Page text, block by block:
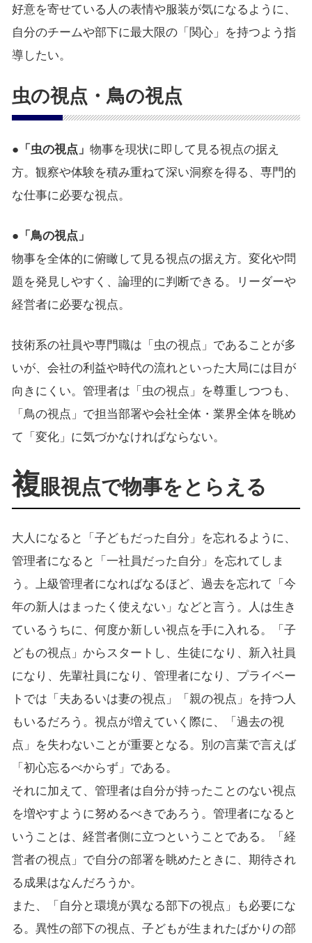
好意を寄せている人の表情や服装が気になるように、
自分のチームや部下に最大限の「関心」を持つよう指
導したい。
虫の視点・鳥の視点
●「虫の視点」 物事を現状に即して見る視点の据え
方。観察や体験を積み重ねて深い洞察を得る、専門的
な仕事に必要な視点。
●「鳥の視点」
物事を全体的に俯瞰して見る視点の据え方。変化や問
題を発見しやすく、論理的に判断できる。リーダーや
経営者に必要な視点。
技術系の社員や専門職は「虫の視点」であることが多
いが、会社の利益や時代の流れといった大局には目が
向きにくい。管理者は「虫の視点」を尊重しつつも、
「鳥の視点」で担当部署や会社全体・業界全体を眺め
て「変化」に気づかなければならない。
複眼視点で物事をとらえる
大人になると「子どもだった自分」を忘れるように、
管理者になると「一社員だった自分」を忘れてしま
う。上級管理者になればなるほど、過去を忘れて「今
年の新人はまったく使えない」などと言う。人は生き
ているうちに、何度か新しい視点を手に入れる。「子
どもの視点」からスタートし、生徒になり、新入社員
になり、先輩社員になり、管理者になり、プライベー
トでは「夫あるいは妻の視点」「親の視点」を持つ人
もいるだろう。視点が増えていく際に、「過去の視
点」を失わないことが重要となる。別の言葉で言えば
「初心忘るべからず」である。
それに加えて、管理者は自分が持ったことのない視点
を増やすように努めるべきであろう。管理者になると
いうことは、経営者側に立つということである。「経
営者の視点」で自分の部署を眺めたときに、期待され
る成果はなんだろうか。
また、「自分と環境が異なる部下の視点」も必要にな
る。異性の部下の視点、子どもが生まれたばかりの部